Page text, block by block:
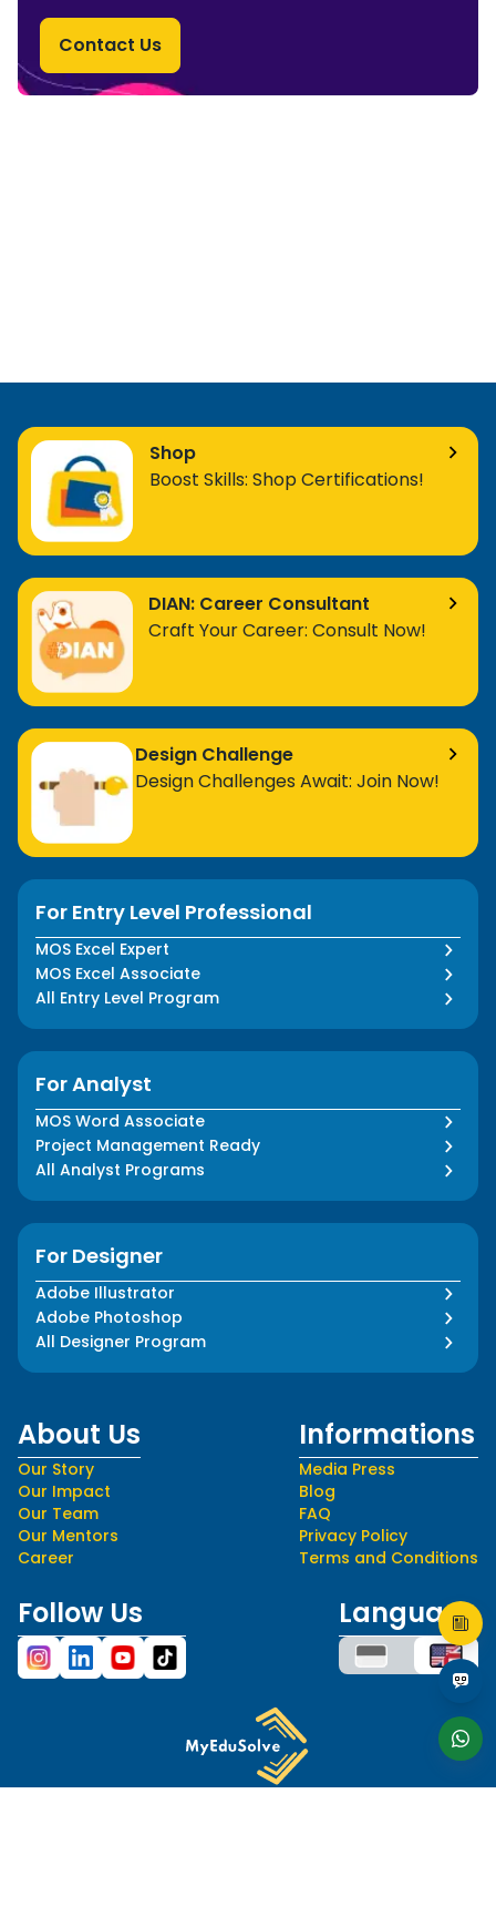
Contact Us
Shop
Boost Skills: Shop Certifications!
DIAN: Career Consultant
Craft Your Career: Consult Now!
Design Challenge
Design Challenges Await: Join Now!
For Entry Level Professional
MOS Excel Expert
MOS Excel Associate
All Entry Level Program
For Analyst
MOS Word Associate
Project Management Ready
All Analyst Programs
For Designer
Adobe Illustrator
Adobe Photoshop
All Designer Program
About Us
Our Story
Our Impact
Our Team
Our Mentors
Career
Informations
Media Press
Blog
FAQ
Privacy Policy
Terms and Conditions
Follow Us Language